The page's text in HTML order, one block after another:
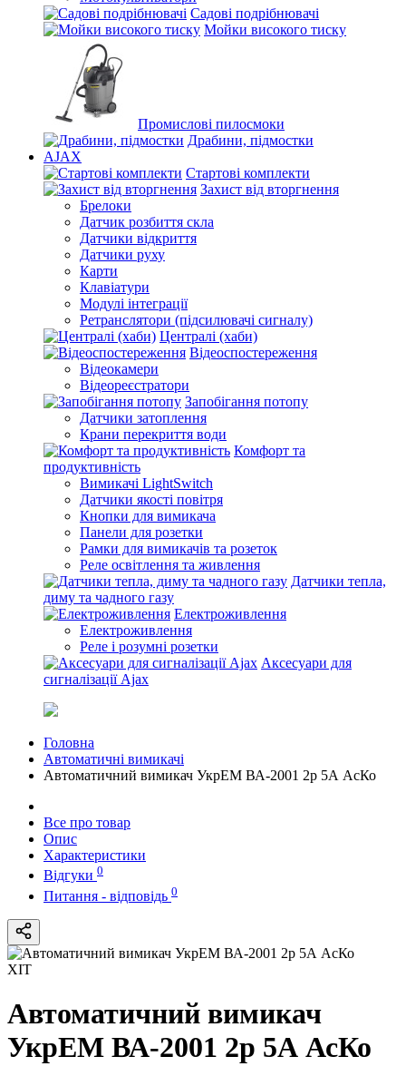
Садові подрібнювачі
Мойки високого тиску
Промислові пилосмоки
Драбини, підмостки
AJAX
Стартові комплекти
Захист від вторгнення
Брелоки
Датчик розбиття скла
Датчики відкриття
Датчики руху
Карти
Клавіатури
Модулі інтеграції
Ретранслятори (підсилювачі сигналу)
Централі (хаби)
Відеоспостереження
Відеокамери
Відеореєстратори
Запобігання потопу
Датчики затоплення
Крани перекриття води
Комфорт та
продуктивність
Вимикачі LightSwitch
Датчики якості повітря
Кнопки для вимикача
Панели для розетки
Рамки для вимикачів та розеток
Реле освітлення та живлення
Датчики тепла,
диму та чадного газу
Електроживлення
Електроживлення
Реле і розумні розетки
Аксесуари для
сигналізації Ajax
Головна
Автоматичні вимикачі
Автоматичний вимикач УкрЕМ ВА-2001 2р 5А АсКо
Все про товар
Опис
Характеристики
Відгуки 0
Питання - відповідь 0
ХІТ
Автоматичний вимикач
УкрЕМ ВА-2001 2р 5А АсКо